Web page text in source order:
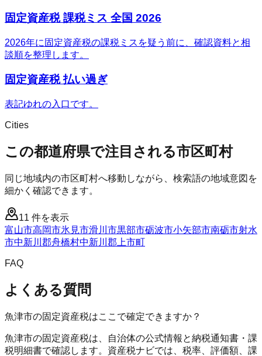
固定資産税 課税ミス 全国 2026
2026年に固定資産税の課税ミスを疑う前に、確認資料と相
談順を整理します。
固定資産税 払い過ぎ
表記ゆれの入口です。
Cities
この都道府県で注目される市区町村
同じ地域内の市区町村へ移動しながら、検索語の地域意図を
細かく確認できます。
11 件を表示
富山市高岡市氷見市滑川市黒部市砺波市小矢部市南砺市射水
市中新川郡舟橋村中新川郡上市町
FAQ
よくある質問
魚津市の固定資産税はここで確定できますか？
魚津市の固定資産税は、自治体の公式情報と納税通知書・課
税明細書で確認します。資産税ナビでは、税率、評価額、課